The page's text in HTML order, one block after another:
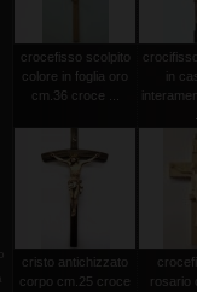
crocefisso scolpito
colore in foglia oro
cm.36 croce ...
in
cristo antichizzato
corpo cm.25 croce
rosario